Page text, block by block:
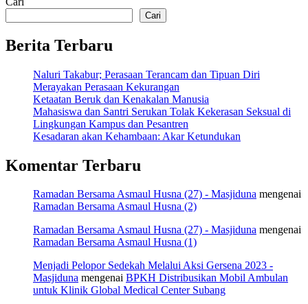
Cari
Berita Terbaru
Naluri Takabur; Perasaan Terancam dan Tipuan Diri
Merayakan Perasaan Kekurangan
Ketaatan Beruk dan Kenakalan Manusia
Mahasiswa dan Santri Serukan Tolak Kekerasan Seksual di
Lingkungan Kampus dan Pesantren
Kesadaran akan Kehambaan: Akar Ketundukan
Komentar Terbaru
Ramadan Bersama Asmaul Husna (27) - Masjiduna mengenai
Ramadan Bersama Asmaul Husna (2)
Ramadan Bersama Asmaul Husna (27) - Masjiduna mengenai
Ramadan Bersama Asmaul Husna (1)
Menjadi Pelopor Sedekah Melalui Aksi Gersena 2023 -
Masjiduna mengenai BPKH Distribusikan Mobil Ambulan
untuk Klinik Global Medical Center Subang